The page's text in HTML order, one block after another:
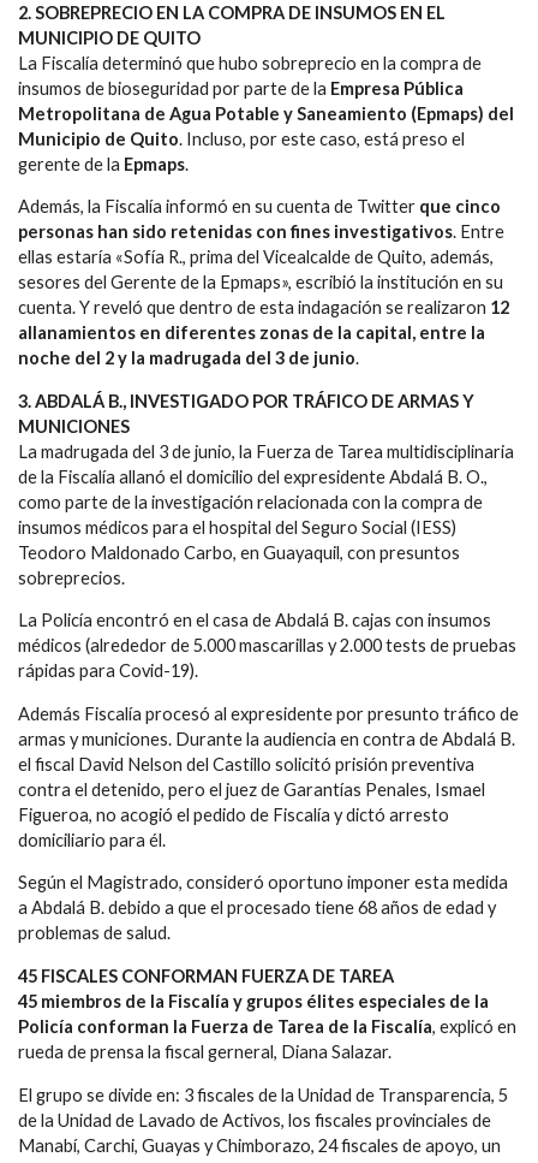
2. SOBREPRECIO EN LA COMPRA DE INSUMOS EN EL
MUNICIPIO DE QUITO
La Fiscalía determinó que hubo sobreprecio en la compra de
insumos de bioseguridad por parte de la Empresa Pública
Metropolitana de Agua Potable y Saneamiento (Epmaps) del
Municipio de Quito. Incluso, por este caso, está preso el
gerente de la Epmaps.
Además, la Fiscalía informó en su cuenta de Twitter que cinco
personas han sido retenidas con fines investigativos. Entre
ellas estaría «Sofía R., prima del Vicealcalde de Quito, además,
sesores del Gerente de la Epmaps», escribió la institución en su
cuenta. Y reveló que dentro de esta indagación se realizaron 12
allanamientos en diferentes zonas de la capital, entre la
noche del 2 y la madrugada del 3 de junio.
3. ABDALÁ B., INVESTIGADO POR TRÁFICO DE ARMAS Y
MUNICIONES
La madrugada del 3 de junio, la Fuerza de Tarea multidisciplinaria
de la Fiscalía allanó el domicilio del expresidente Abdalá B. O.,
como parte de la investigación relacionada con la compra de
insumos médicos para el hospital del Seguro Social (IESS)
Teodoro Maldonado Carbo, en Guayaquil, con presuntos
sobreprecios.
La Policía encontró en el casa de Abdalá B. cajas con insumos
médicos (alrededor de 5.000 mascarillas y 2.000 tests de pruebas
rápidas para Covid-19).
Además Fiscalía procesó al expresidente por presunto tráfico de
armas y municiones. Durante la audiencia en contra de Abdalá B.
el fiscal David Nelson del Castillo solicitó prisión preventiva
contra el detenido, pero el juez de Garantías Penales, Ismael
Figueroa, no acogió el pedido de Fiscalía y dictó arresto
domiciliario para él.
Según el Magistrado, consideró oportuno imponer esta medida
a Abdalá B. debido a que el procesado tiene 68 años de edad y
problemas de salud.
45 FISCALES CONFORMAN FUERZA DE TAREA
45 miembros de la Fiscalía y grupos élites especiales de la
Policía conforman la Fuerza de Tarea de la Fiscalía, explicó en
rueda de prensa la fiscal gerneral, Diana Salazar.
El grupo se divide en: 3 fiscales de la Unidad de Transparencia, 5
de la Unidad de Lavado de Activos, los fiscales provinciales de
Manabí, Carchi, Guayas y Chimborazo, 24 fiscales de apoyo, un